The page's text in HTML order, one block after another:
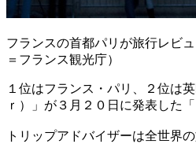
フランスの首都パリが旅行レビ
＝フランス観光庁）
１位はフランス・パリ、２位は
ｒ）」が３月２０日に発表し
トリップアドバイザーは全世界